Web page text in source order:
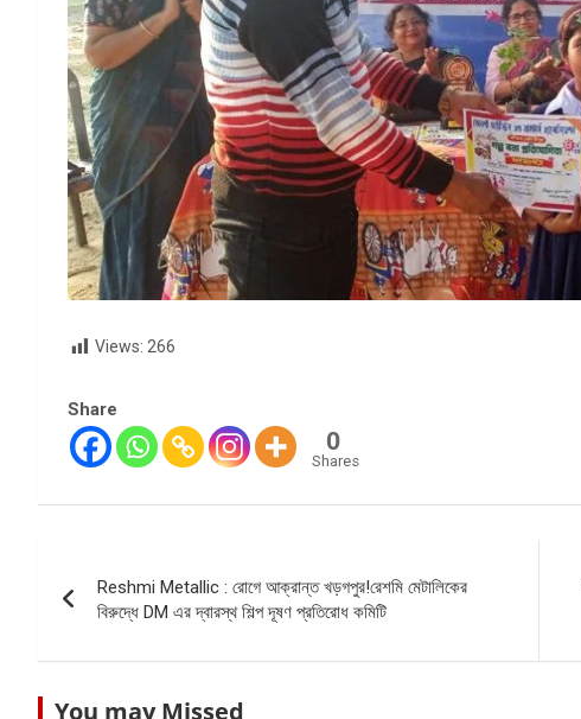
Views: 266
Share
0
Shares
navigation
Reshmi Metallic : রোগে আক্রান্ত খড়গপুর!রেশমি মেটালিকের
বিরুদ্ধে DM এর দ্বারস্থ শিল্প দূষণ প্রতিরোধ কমিটি
You may Missed